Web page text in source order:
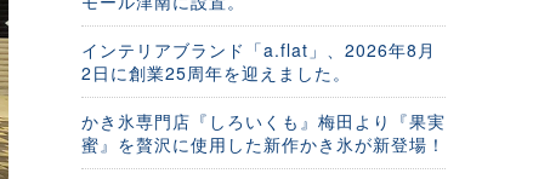
インテリアブランド「a.flat」、2026年8月
2日に創業25周年を迎えました。
かき氷専門店『しろいくも』梅田より『果実
蜜』を贅沢に使用した新作かき氷が新登場！